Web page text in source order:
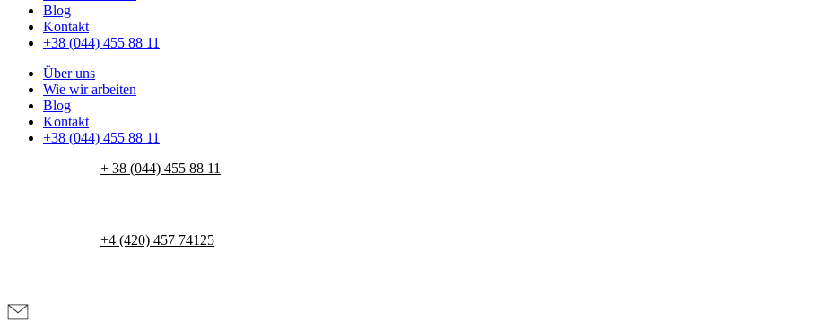
Blog
Kontakt
+38 (044) 455 88 11
Über uns
Wie wir arbeiten
Blog
Kontakt
+38 (044) 455 88 11
+ 38 (044) 455 88 11
+4 (420) 457 74125